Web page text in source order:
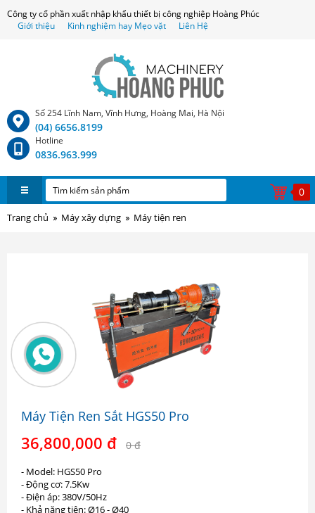
Công ty cổ phần xuất nhập khẩu thiết bị công nghiệp Hoàng Phúc
Giới thiệu
Kinh nghiệm hay Mẹo vặt Liên Hệ
Số 254 Lĩnh Nam, Vĩnh Hưng, Hoàng Mai, Hà Nội
(04) 6656.8199
Hotline
0836.963.999
0
Trang chủ Máy xây dựng Máy tiện ren
Máy Tiện Ren Sắt HGS50 Pro
36,800,000 đ 0 đ
- Model: HGS50 Pro
- Động cơ: 7.5Kw
- Điện áp: 380V/50Hz
- Khả năng tiện: Ø16 - Ø40